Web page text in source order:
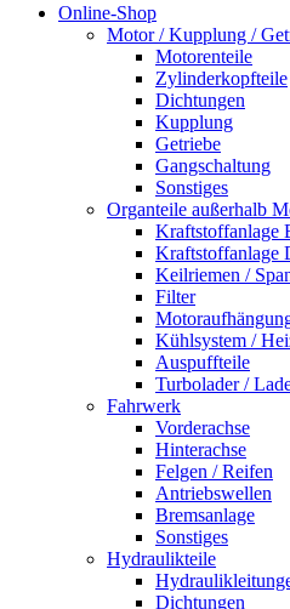
Online-Shop
Motor / Kupplung /
Motorenteile
Zylinderkopfteile
Dichtungen
Kupplung
Getriebe
Gangschaltung
Sonstiges
Organteile außerhalb
Kraftstoffanlage
Kraftstoffanlage
Keilriemen /
Filter
Kühlsystem /
Auspuffteile
Turbolader /
Fahrwerk
Vorderachse
Hinterachse
Felgen / Reifen
Antriebswellen
Bremsanlage
Sonstiges
Hydraulikteile
Dichtungen